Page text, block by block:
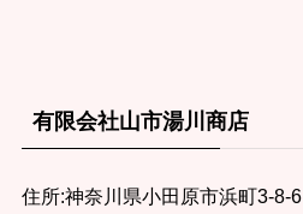
有限会社山市湯川商店
住所:神奈川県小田原市浜町3-8-6